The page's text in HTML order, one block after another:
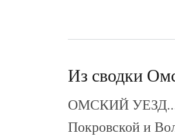
Из сводки
ОМСКИЙ УЕЗД...
Покровской и